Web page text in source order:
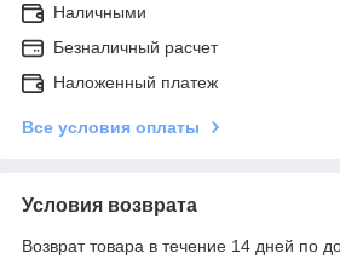
Наличными
Безналичный расчет
Наложенный платеж
Все условия оплаты
Условия возврата
Возврат товара в течение 14 дней по